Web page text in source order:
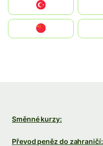
United States
中國香港特別行政區
Směnné kurzy:
Převod peněz do zahraničí: